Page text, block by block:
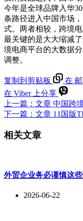
今年是全球品牌入华
条路径进入中国市场
式。两者相较，跨境
最关键的是大大缩减
境电商平台的大数据
调整。
复制到剪贴板 在
在 Viber 上分享
上一篇： 文章 中国跨
下一篇： 文章 11国版
相关文章
外贸企业务必谨慎这
2026-06-22